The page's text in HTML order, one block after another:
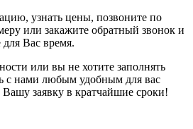
узнать цены, позвоните по
или закажите обратный звонок и
Вас время.
или вы не хотите заполнять
с нами любым удобным для вас
заявку в кратчайшие сроки!